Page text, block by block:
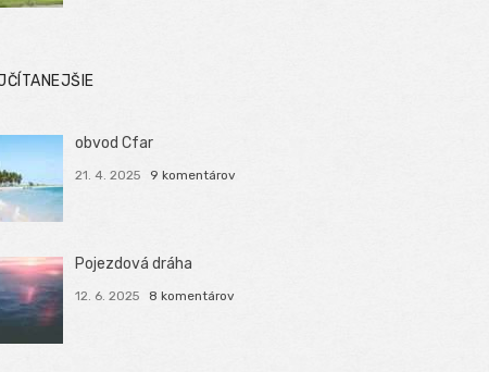
obvod Cfar
21. 4. 2025 9 komentárov
Pojezdová dráha
12. 6. 2025 8 komentárov